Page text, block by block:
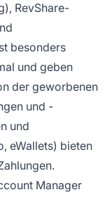
RevShare-
besonders
und geben
der geworbenen
und -
und
eWallets) bieten
Manager